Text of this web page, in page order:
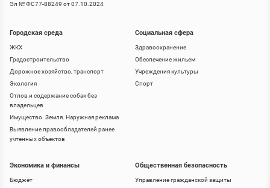
Эл № ФС77-88249 от 07.10.2024
Городская среда
ЖКХ
Градостроительство
Дорожное хозяйство, транспорт
Экология
Отлов и содержание собак без
владельцев
Имущество. Земля. Наружная реклама
Выявление правообладателей ранее
учтенных объектов
Социальная сфера
Здравоохранение
Обеспечение жильем
Учреждения культуры
Спорт
Экономика и финансы
Бюджет
Общественная безопасность
Управление гражданской защиты